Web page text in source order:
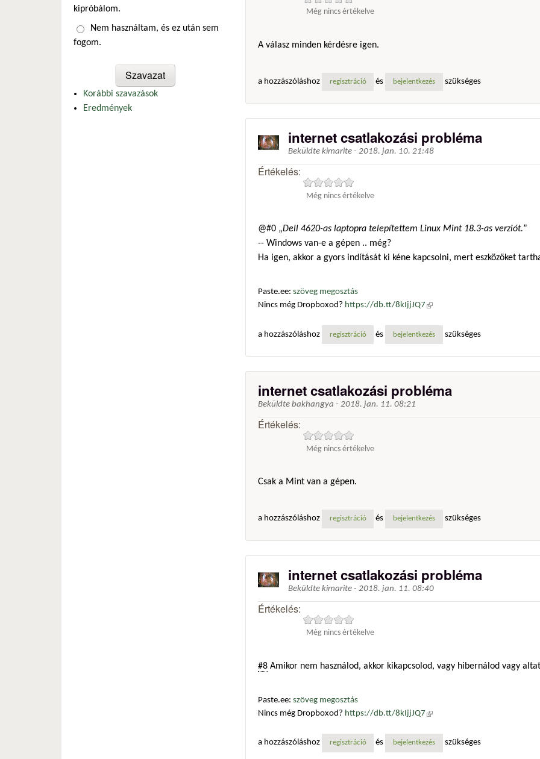
Még nincs értékelve
A válasz minden kérdésre igen.
a hozzászóláshoz regisztráció és bejelentkezés szükséges
internet csatlakozási probléma
Beküldte kimarite - 2018. jan. 10. 21:48
Értékelés:
Még nincs értékelve
@#0 „Dell 4620-as laptopra telepítettem Linux Mint 18.3-as verziót.”
-- Windows van-e a gépen .. még?
Ha igen, akkor a gyors indítását ki kéne kapcsolni, mert eszközöket
Paste.ee: szöveg megosztás
Nincs még Dropboxod? https://db.tt/8kIjjJQ7 (külső hivatkozás)
a hozzászóláshoz regisztráció és bejelentkezés szükséges
internet csatlakozási probléma
Beküldte bakhangya - 2018. jan. 11. 08:21
Értékelés:
Még nincs értékelve
Csak a Mint van a gépen.
a hozzászóláshoz regisztráció és bejelentkezés szükséges
internet csatlakozási probléma
Beküldte kimarite - 2018. jan. 11. 08:40
Értékelés:
Még nincs értékelve
#8 Amikor nem használod, akkor kikapcsolod, vagy hibernálod vagy
Paste.ee: szöveg megosztás
Nincs még Dropboxod? https://db.tt/8kIjjJQ7 (külső hivatkozás)
a hozzászóláshoz regisztráció és bejelentkezés szükséges
kipróbálom.
Nem használtam, és ez után sem
fogom.
Korábbi szavazások
Eredmények